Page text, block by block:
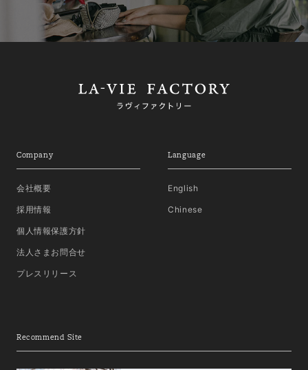
Company
会社概要
採用情報
個人情報保護方針
法人さまお問合せ
プレスリリース
Language
English
Chinese
Recommend Site